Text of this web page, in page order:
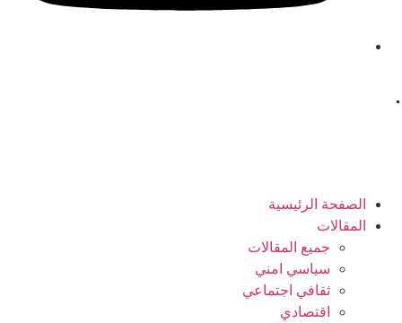
.
الصفحة الرئیسیة
المقالات
جمیع المقالات
سیاسي امني
ثقافي اجتماعي
اقتصادي